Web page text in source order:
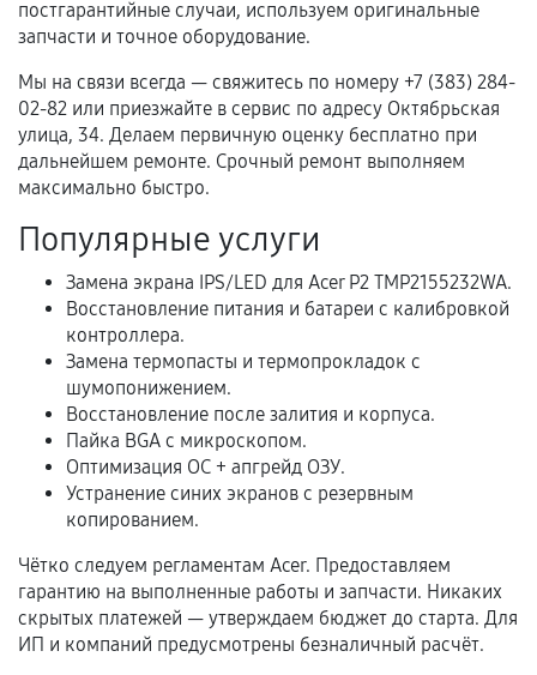
Гарантийный талон.
Акт выполненных работ с датой, перечнем
услуг и сроком гарантии.
Документы на установленные комплектующие
и кассовый чек.
Расширенная гарантия
В некоторых случаях возможно оформление
расширенной гарантии. Стоимость, сроки и
условия продления согласовываются отдельно и
фиксируются в документах.
Когда гарантия не действует
Нарушение правил эксплуатации,
механические повреждения, попадание влаги,
перегрев, коррозия.
Самостоятельный ремонт или вмешательство
постгарантийные случаи, используем оригинальные
запчасти и точное оборудование.
Мы на связи всегда — свяжитесь по номеру +7 (383) 284-
02-82 или приезжайте в сервис по адресу Октябрьская
улица, 34. Делаем первичную оценку бесплатно при
дальнейшем ремонте. Срочный ремонт выполняем
максимально быстро.
Популярные услуги
Замена экрана IPS/LED для Acer P2 TMP2155232WA.
Восстановление питания и батареи с калибровкой
контроллера.
Замена термопасты и термопрокладок с
шумопонижением.
Восстановление после залития и корпуса.
Пайка BGA с микроскопом.
Оптимизация ОС + апгрейд ОЗУ.
Устранение синих экранов с резервным
копированием.
Чётко следуем регламентам Acer. Предоставляем
гарантию на выполненные работы и запчасти. Никаких
скрытых платежей — утверждаем бюджет до старта. Для
ИП и компаний предусмотрены безналичный расчёт.